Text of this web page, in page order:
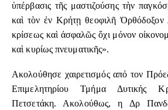
ὑπέρβασις τῆς μαστιζούσης τὴν
καὶ τὸν ἐν Κρήτῃ θεοφιλῆ Ὀρθόδοξον
κρίσεως καὶ ἀσφαλῶς ὄχι μόνον
καὶ κυρίως πνευματικῆς».
Ακολούθησε χαιρετισμός από τον
Επιμελητηρίου Τμήμα Δυτικής
Πετσετάκη. Ακολούθως, η Δρ